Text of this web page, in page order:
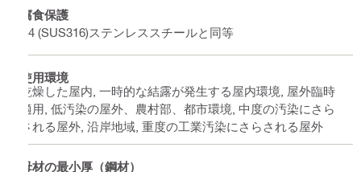
腐食保護
A4 (SUS316)ステンレススチールと同等
使用環境
乾燥した屋内, 一時的な結露が発生する屋内環境, 屋外臨時
適用, 低汚染の屋外、農村部、都市環境, 中度の汚染にさら
される屋外, 沿岸地域, 重度の工業汚染にさらされる屋外
母材の最小厚（鋼材）